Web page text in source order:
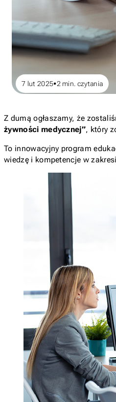
7 lut 2025 2min. czytania
Z dumą ogłaszamy, że
żywności medycznej”, który
To innowacyjny program
wiedzę i kompetencje w